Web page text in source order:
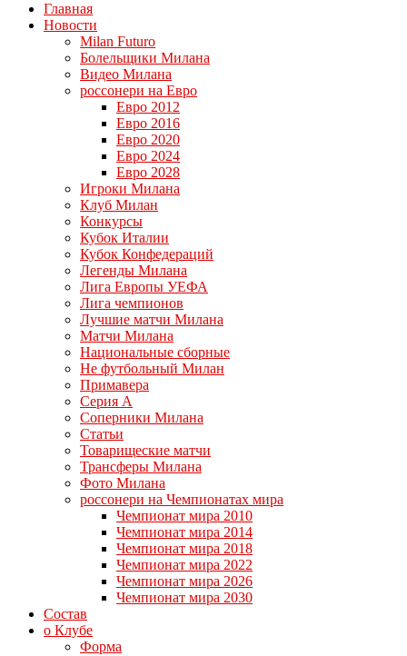
Главная
Новости
Milan Futuro
Болельщики Милана
Видео Милана
россонери на Евро
Евро 2012
Евро 2016
Евро 2020
Евро 2024
Евро 2028
Игроки Милана
Клуб Милан
Конкурсы
Кубок Италии
Кубок Конфедераций
Легенды Милана
Лига Европы УЕФА
Лига чемпионов
Лучшие матчи Милана
Матчи Милана
Национальные сборные
Не футбольный Милан
Примавера
Серия А
Соперники Милана
Статьи
Товарищеские матчи
Трансферы Милана
Фото Милана
россонери на Чемпионатах мира
Чемпионат мира 2010
Чемпионат мира 2014
Чемпионат мира 2018
Чемпионат мира 2022
Чемпионат мира 2026
Чемпионат мира 2030
Состав
о Клубе
Форма